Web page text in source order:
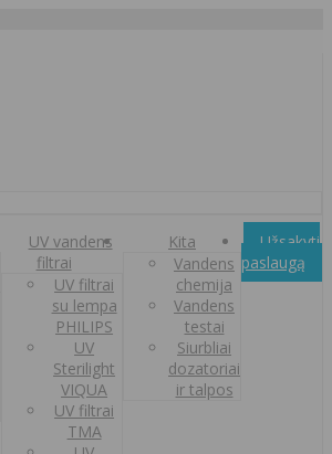
UV vandens
filtrai
UV filtrai
su lempa
PHILIPS
UV
Sterilight
VIQUA
UV filtrai
TMA
Kita
Vandens
chemija
Vandens
testai
Siurbliai
dozatoriai
ir talpos
Užsakyti
paslaugą